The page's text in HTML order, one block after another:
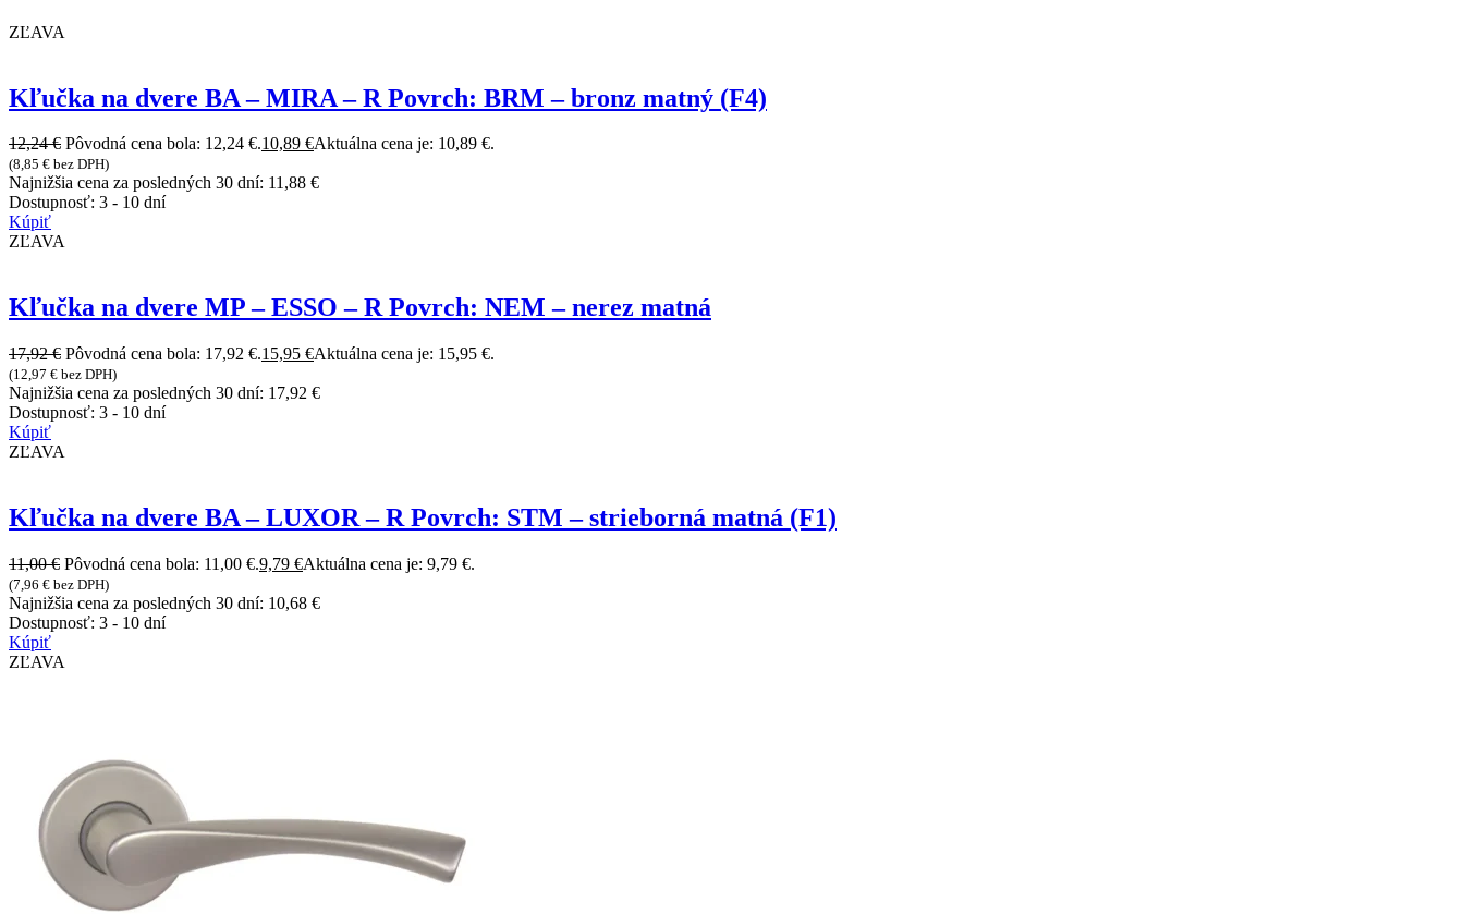
ZĽAVA
Kľučka na dvere BA – MIRA – R Povrch: BRM – bronz matný (F4)
12,24€ Pôvodná cena bola: 12,24 €.10,89 €Aktuálna cena je: 10,89 €.
(8,85 € bez DPH)
Najnižšia cena za posledných 30 dní: 11,88 €
Dostupnosť: 3 - 10 dní
Kúpiť
ZĽAVA
Kľučka na dvere MP – ESSO – R Povrch: NEM – nerez matná
17,92€ Pôvodná cena bola: 17,92 €.15,95 €Aktuálna cena je: 15,95 €.
(12,97 € bez DPH)
Najnižšia cena za posledných 30 dní: 17,92 €
Dostupnosť: 3 - 10 dní
Kúpiť
ZĽAVA
Kľučka na dvere BA – LUXOR – R Povrch: STM – strieborná matná (F1)
11,00€ Pôvodná cena bola: 11,00 €.9,79 €Aktuálna cena je: 9,79 €.
(7,96 € bez DPH)
Najnižšia cena za posledných 30 dní: 10,68 €
Dostupnosť: 3 - 10 dní
Kúpiť
ZĽAVA